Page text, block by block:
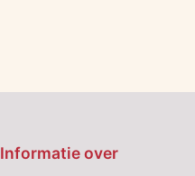
Informatie over